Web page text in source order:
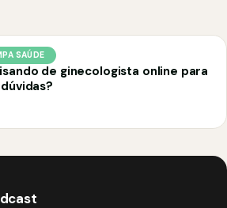
SAÚDE
de ginecologista online para